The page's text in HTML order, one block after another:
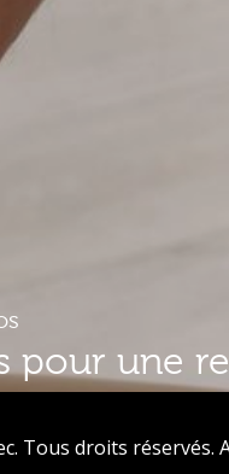
pour une
Tous droits réservés.